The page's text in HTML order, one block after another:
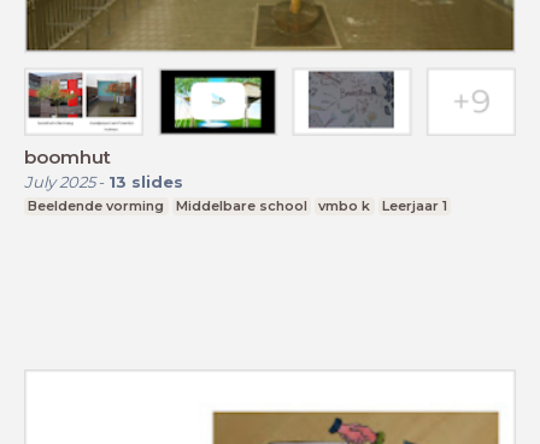
boomhut
July 2025- 13 slides
Beeldende vorming Middelbare school vmbo k Leerjaar 1